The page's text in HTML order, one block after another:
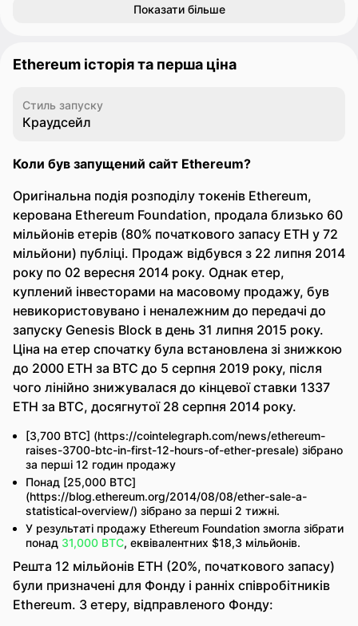
Показати більше
Ethereum історія та перша ціна
Стиль запуску
Краудсейл
Коли був запущений сайт Ethereum?
Оригінальна подія розподілу токенів Ethereum,
керована Ethereum Foundation, продала близько 60
мільйонів етерів (80% початкового запасу ETH у 72
мільйони) публіці. Продаж відбувся з 22 липня 2014
року по 02 вересня 2014 року. Однак етер,
куплений інвесторами на масовому продажу, був
невикористовувано і неналежним до передачі до
запуску Genesis Block в день 31 липня 2015 року.
Ціна на етер спочатку була встановлена зі знижкою
до 2000 ETH за BTC до 5 серпня 2019 року, після
чого лінійно знижувалася до кінцевої ставки 1337
ETH за BTC, досягнутої 28 серпня 2014 року.
[3,700 BTC] (https://cointelegraph.com/news/ethereum-
raises-3700-btc-in-first-12-hours-of-ether-presale) зібрано
за перші 12 годин продажу
Понад [25,000 BTC]
(https://blog.ethereum.org/2014/08/08/ether-sale-a-
statistical-overview/) зібрано за перші 2 тижні.
У результаті продажу Ethereum Foundation змогла зібрати
понад 31,000 BTC, еквівалентних $18,3 мільйонів.
Решта 12 мільйонів ETH (20%, початкового запасу)
були призначені для Фонду і ранніх співробітників
Ethereum. З етеру, відправленого Фонду: